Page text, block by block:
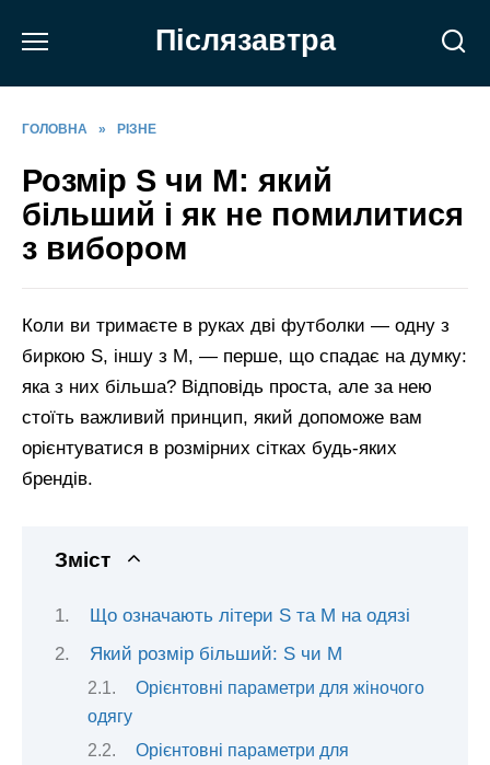
Післязавтра
ГОЛОВНА » РІЗНЕ
Розмір S чи M: який
більший і як не помилитися
з вибором
Коли ви тримаєте в руках дві футболки — одну з
биркою S, іншу з M, — перше, що спадає на думку:
яка з них більша? Відповідь проста, але за нею
стоїть важливий принцип, який допоможе вам
орієнтуватися в розмірних сітках будь-яких
брендів.
Зміст
Що означають літери S та M на одязі
Який розмір більший: S чи M
Орієнтовні параметри для жіночого
одягу
Орієнтовні параметри для